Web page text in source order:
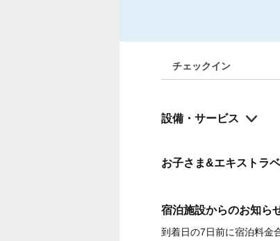
チェックイン
設備・サービス
お子さま&エキストラ
宿泊施設からのお知ら
到着日の7日前に宿泊料金